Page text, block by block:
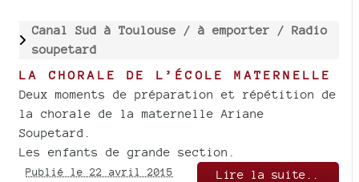
Canal Sud à Toulouse / à emporter / Radio
soupetard
LA CHORALE DE L’ÉCOLE MATERNELLE
Deux moments de préparation et répétition de
la chorale de la maternelle Ariane
Soupetard.
Les enfants de grande section.
Publié le 22 avril 2015 Lire la suite..